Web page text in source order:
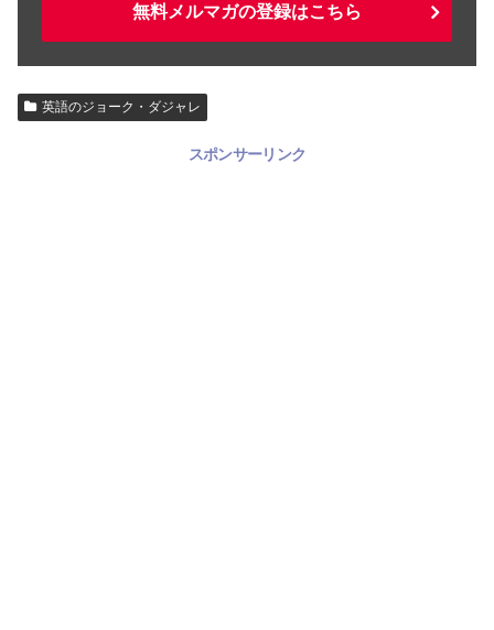
無料メルマガの登録はこちら
英語のジョーク・ダジャレ
スポンサーリンク